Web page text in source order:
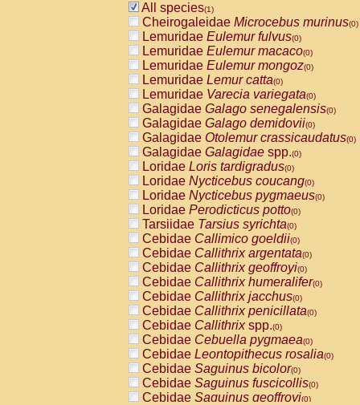
All species(1)
Cheirogaleidae Microcebus murinus(0)
Lemuridae Eulemur fulvus(0)
Lemuridae Eulemur macaco(0)
Lemuridae Eulemur mongoz(0)
Lemuridae Lemur catta(0)
Lemuridae Varecia variegata(0)
Galagidae Galago senegalensis(0)
Galagidae Galago demidovii(0)
Galagidae Otolemur crassicaudatus(0)
Galagidae Galagidae spp.(0)
Loridae Loris tardigradus(0)
Loridae Nycticebus coucang(0)
Loridae Nycticebus pygmaeus(0)
Loridae Perodicticus potto(0)
Tarsiidae Tarsius syrichta(0)
Cebidae Callimico goeldii(0)
Cebidae Callithrix argentata(0)
Cebidae Callithrix geoffroyi(0)
Cebidae Callithrix humeralifer(0)
Cebidae Callithrix jacchus(0)
Cebidae Callithrix penicillata(0)
Cebidae Callithrixspp.(0)
Cebidae Cebuella pygmaea(0)
Cebidae Leontopithecus rosalia(0)
Cebidae Saguinus bicolor(0)
Cebidae Saguinus fuscicollis(0)
Cebidae Saguinus geoffroyi(0)